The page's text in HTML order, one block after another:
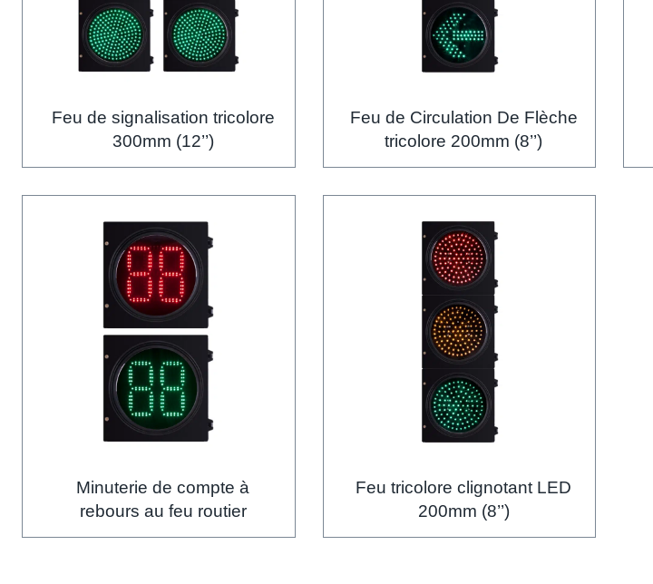
Feu de signalisation tricolore
300mm (12’’)
Feu de Circulation De Flèche
tricolore 200mm (8’’)
Minuterie de compte à
rebours au feu routier
Feu tricolore clignotant LED
200mm (8’’)